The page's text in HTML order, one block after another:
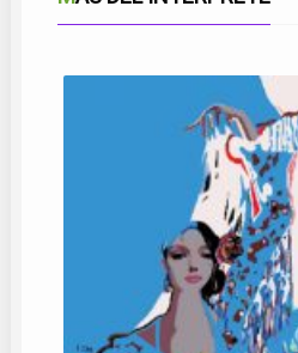
ARTE ANDALUZ